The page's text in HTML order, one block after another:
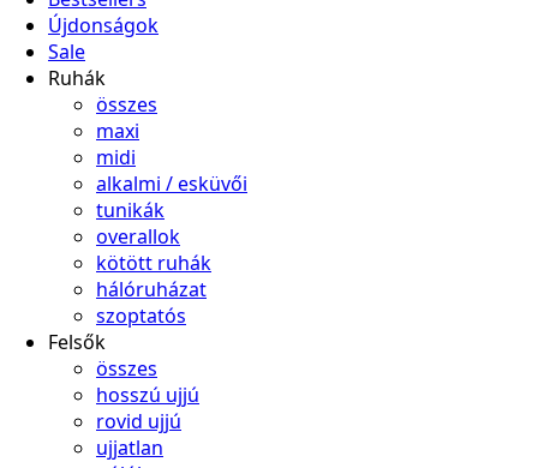
Újdonságok
Sale
Ruhák
összes
maxi
midi
alkalmi / esküvői
tunikák
overallok
kötött ruhák
hálóruházat
szoptatós
Felsők
összes
hosszú ujjú
rovid ujjú
ujjatlan